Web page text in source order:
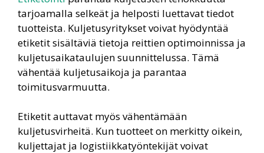
tarjoamalla selkeät ja helposti luettavat tiedot
tuotteista. Kuljetusyritykset voivat hyödyntää
etiketit sisältäviä tietoja reittien optimoinnissa ja
kuljetusaikataulujen suunnittelussa. Tämä
vähentää kuljetusaikoja ja parantaa
toimitusvarmuutta.
Etiketit auttavat myös vähentämään
kuljetusvirheitä. Kun tuotteet on merkitty oikein,
kuljettajat ja logistiikkatyöntekijät voivat